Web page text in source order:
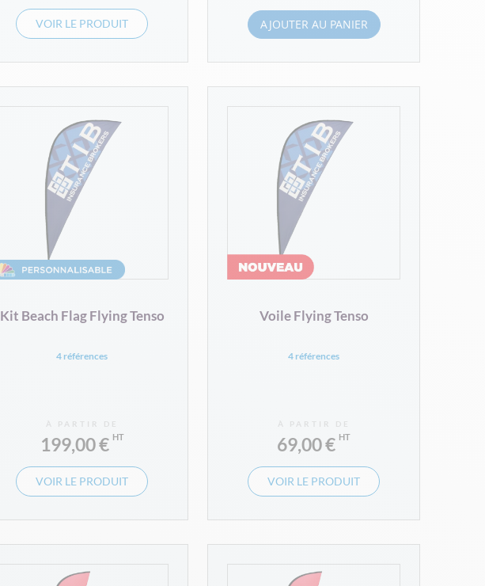
VOIR LE PRODUIT AJOUTER AU PANIER
Kit Beach Flag Flying Tenso
4 références
À PARTIR DE
199,00 €
VOIR LE PRODUIT
Voile Flying Tenso
4 références
À PARTIR DE
69,00 €
VOIR LE PRODUIT